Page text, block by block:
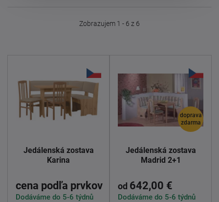
Zobrazujem 1 - 6 z 6
Jedálenská zostava
Karina
cena podľa prvkov
Dodáváme do 5-6 týdnů
doprava
zdarma
Jedálenská zostava
Madrid 2+1
od 642,00 €
Dodáváme do 5-6 týdnů